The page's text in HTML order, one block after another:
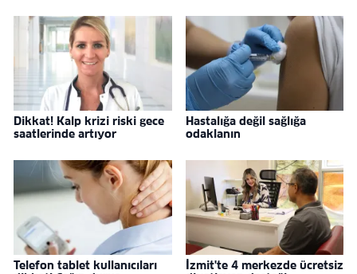
Dikkat! Kalp krizi riski gece
saatlerinde artıyor
Hastalığa değil sağlığa
odaklanın
Telefon tablet kullanıcıları
İzmit'te 4 merkezde ücretsiz